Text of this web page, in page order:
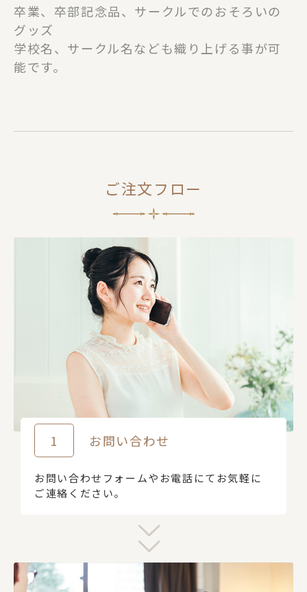
卒業、卒部記念品、サークルでのおそろいの
グッズ
学校名、サークル名なども織り上げる事が可
能です。
ご注文フロー
1 お問い合わせ
お問い合わせフォームやお電話にてお気軽に
ご連絡ください。